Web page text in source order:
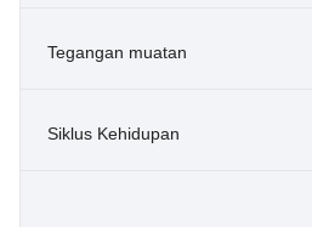
Tegangan muatan
Siklus Kehidupan